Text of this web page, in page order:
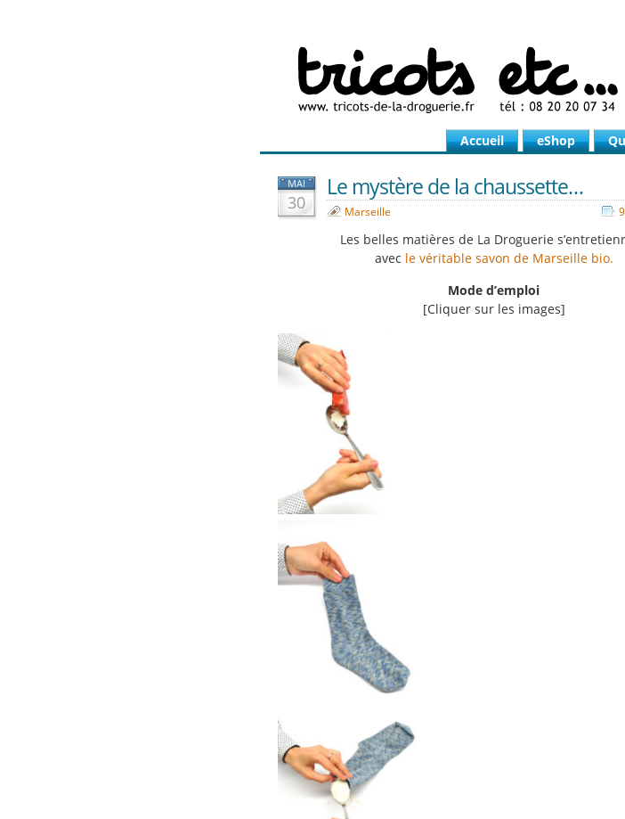
Accueil eShop
MAI
30
Le mystère de la chaussette…
Marseille
Les belles matières de La Droguerie
avec le véritable savon de Marseille bio.
Mode d’emploi
[Cliquer sur les images]